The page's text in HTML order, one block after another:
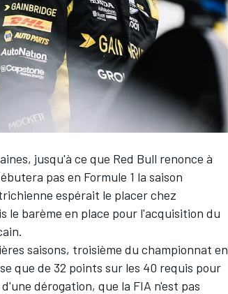
jusqu'à ce que Red Bull renonce à
pas en Formule 1 la saison
espérait le placer chez
le barème en place pour l'acquisition du
saisons, troisième du championnat en
que de 32 points sur les 40 requis pour
dérogation, que la FIA n'est pas